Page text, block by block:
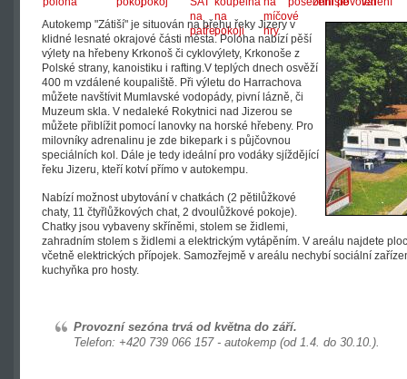
Autokemp "Zátiší" je situován na břehu řeky Jizery v
klidné lesnaté okrajové části města. Poloha nabízí pěší
výlety na hřebeny Krkonoš či cyklovýlety, Krkonoše z
Polské strany, kanoistiku i rafting.V teplých dnech osvěží
400 m vzdálené koupaliště. Při výletu do Harrachova
můžete navštívit Mumlavské vodopády, pivní lázně, či
Muzeum skla. V nedaleké Rokytnici nad Jizerou se
můžete přiblížit pomocí lanovky na horské hřebeny. Pro
milovníky adrenalinu je zde bikepark i s půjčovnou
speciálních kol. Dále je tedy ideální pro vodáky sjíždějící
řeku Jizeru, kteří kotví přímo v autokempu.
Nabízí možnost ubytování v chatkách (2 pětilůžkové
chaty, 11 čtyřlůžkových chat, 2 dvoulůžkové pokoje).
Chatky jsou vybaveny skříněmi, stolem se židlemi,
zahradním stolem s židlemi a elektrickým vytápěním. V areálu najdete
včetně elektrických přípojek. Samozřejmě v areálu nechybí sociální
kuchyňka pro hosty.
Provozní sezóna trvá od května do září.
Telefon: +420 739 066 157 - autokemp (od 1.4. do 30.10.).